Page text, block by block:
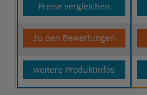
Preise vergleichen
zu den Bewertungen
weitere Produktinfos